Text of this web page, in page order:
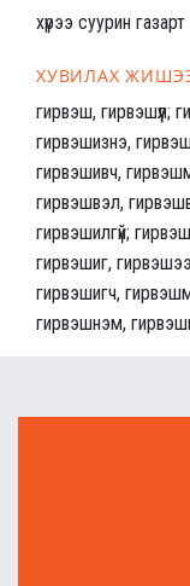
хүрээ суурин
ХУВИЛАХ
гирвэш, гирвэшүүл;
гирвэшизнэ,
гирвэшивч,
гирвэшвэл,
гирвэшилгүй;
гирвэшиг,
гирвэшигч,
гирвэшнэм,